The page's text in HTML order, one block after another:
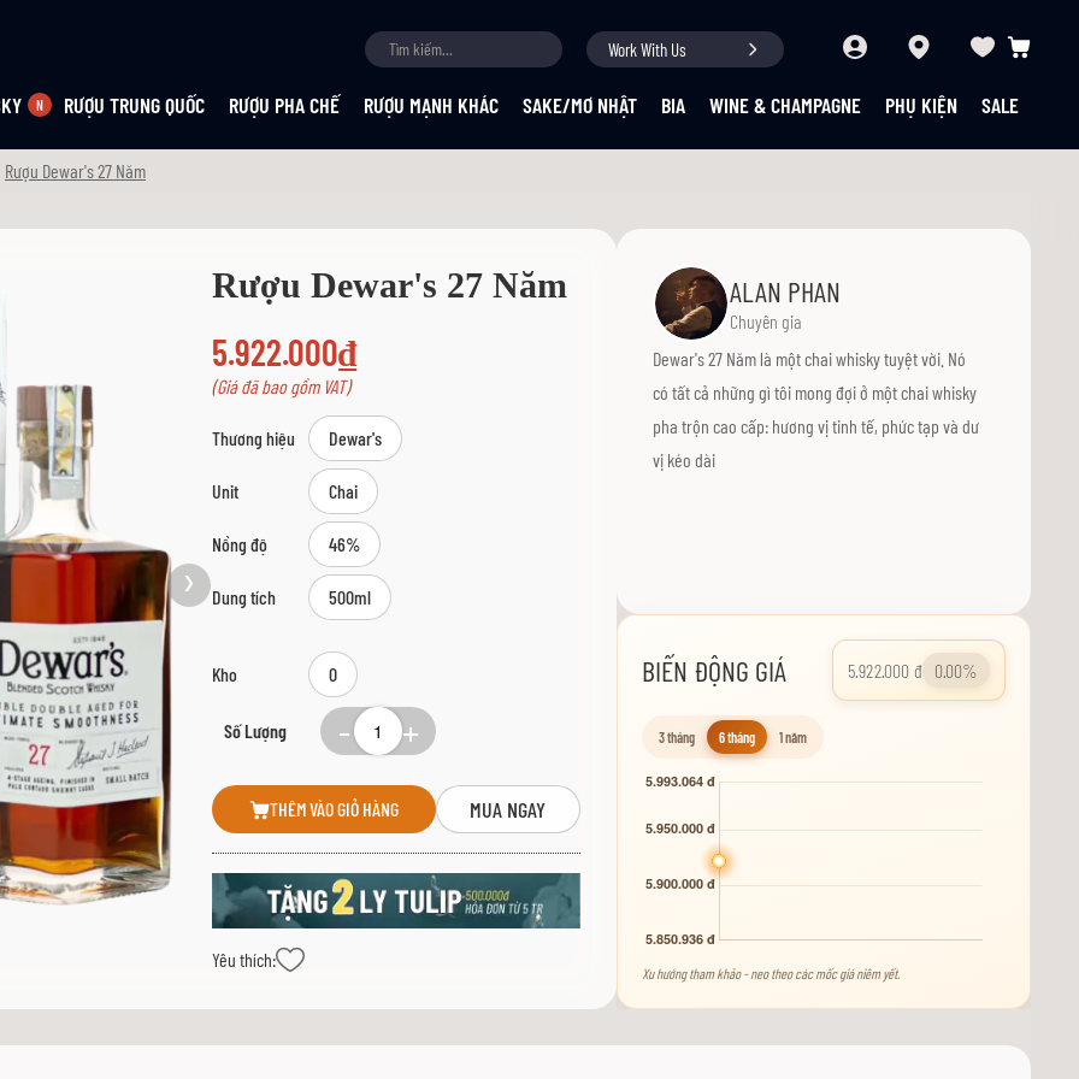
Work With Us
RƯỢU TRUNG QUỐC RƯỢU PHA CHẾ RƯỢU MẠNH KHÁC SAKE/MƠ NHẬT BIA WINE & CHAMPAGNE PHỤ KIỆN SALE
Rượu Dewar's 27 Năm
Rượu Dewar's 27 Năm
5.922.000₫
(Giá đã bao gồm VAT)
Thương hiệu Dewar's
Unit Chai
Nồng độ 46%
Dung tích 500ml
Kho 0
Số Lượng
THÊM VÀO GIỎ HÀNG MUA NGAY
Yêu thích:
ALAN PHAN
Chuyên gia
Dewar's 27 Năm là một chai whisky tuyệt vời. Nó
có tất cả những gì tôi mong đợi ở một chai whisky
pha trộn cao cấp: hương vị tinh tế, phức tạp và dư
vị kéo dài
BIẾN ĐỘNG GIÁ 5.922.000 đ 0.00%
3 tháng 6 tháng 1 năm
Xu hướng tham khảo - neo theo các mốc giá niêm yết.